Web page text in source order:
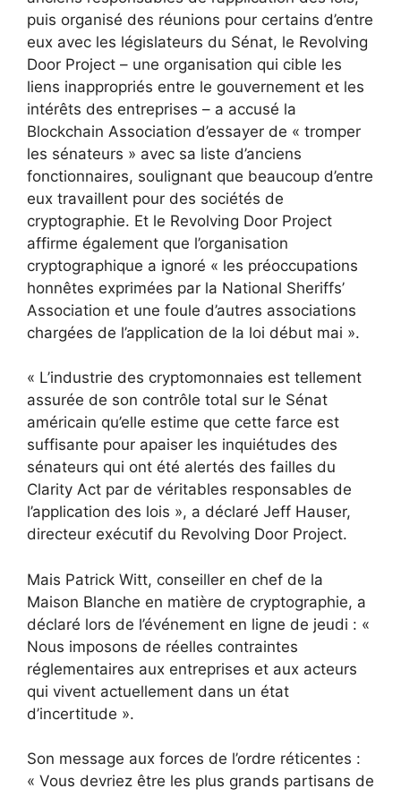
puis organisé des réunions pour certains d’entre
eux avec les législateurs du Sénat, le Revolving
Door Project – une organisation qui cible les
liens inappropriés entre le gouvernement et les
intérêts des entreprises – a accusé la
Blockchain Association d’essayer de « tromper
les sénateurs » avec sa liste d’anciens
fonctionnaires, soulignant que beaucoup d’entre
eux travaillent pour des sociétés de
cryptographie. Et le Revolving Door Project
affirme également que l’organisation
cryptographique a ignoré « les préoccupations
honnêtes exprimées par la National Sheriffs’
Association et une foule d’autres associations
chargées de l’application de la loi début mai ».
« L’industrie des cryptomonnaies est tellement
assurée de son contrôle total sur le Sénat
américain qu’elle estime que cette farce est
suffisante pour apaiser les inquiétudes des
sénateurs qui ont été alertés des failles du
Clarity Act par de véritables responsables de
l’application des lois », a déclaré Jeff Hauser,
directeur exécutif du Revolving Door Project.
Mais Patrick Witt, conseiller en chef de la
Maison Blanche en matière de cryptographie, a
déclaré lors de l’événement en ligne de jeudi : «
Nous imposons de réelles contraintes
réglementaires aux entreprises et aux acteurs
qui vivent actuellement dans un état
d’incertitude ».
Son message aux forces de l’ordre réticentes :
« Vous devriez être les plus grands partisans de